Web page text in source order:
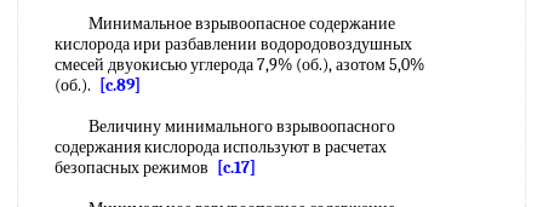
Минимальное взрывоопасное содержание
кислорода ири разбавлении водородовоздушных
смесей двуокисью углерода 7,9% (об.), азотом 5,0%
(об.).
[c.89]
Величину минимального взрывоопасного
содержания кислорода используют в расчетах
безопасных режимов
[c.17]